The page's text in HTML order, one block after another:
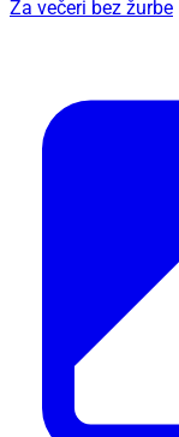
Za večeri bez žurbe